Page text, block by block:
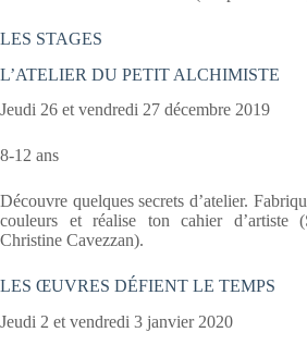
LES STAGES
L’ATELIER DU PETIT ALCHIMISTE
Jeudi 26 et vendredi 27 décembre 2019
8-12 ans
Découvre quelques secrets d’atelier.
couleurs et réalise ton cahier d’artiste
Christine Cavezzan).
LES ŒUVRES DÉFIENT LE TEMPS
Jeudi 2 et vendredi 3 janvier 2020